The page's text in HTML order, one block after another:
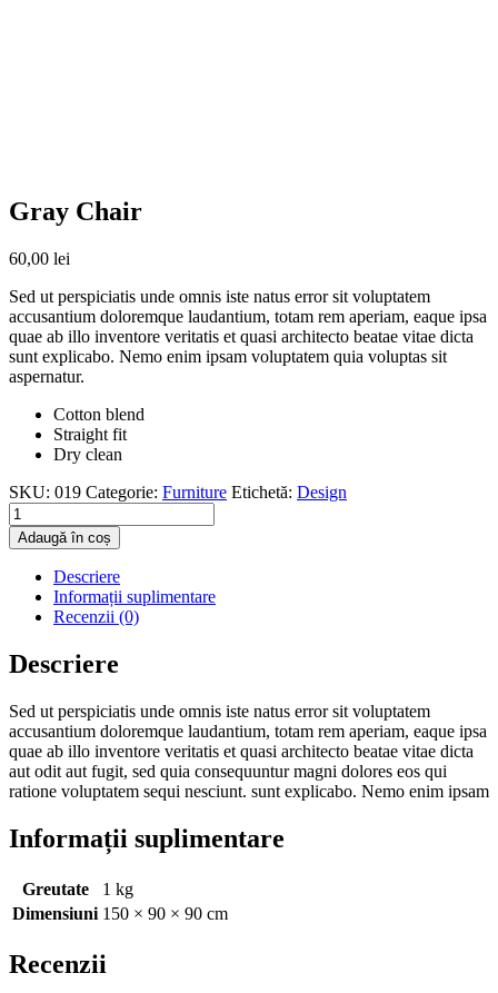
Gray Chair
60,00 lei
Sed ut perspiciatis unde omnis iste natus error sit voluptatem
accusantium doloremque laudantium, totam rem aperiam, eaque ipsa
quae ab illo inventore veritatis et quasi architecto beatae vitae dicta
sunt explicabo. Nemo enim ipsam voluptatem quia voluptas sit
aspernatur.
Cotton blend
Straight fit
Dry clean
SKU: 019 Categorie: Furniture Etichetă: Design
Adaugă în coș
Descriere
Informații suplimentare
Recenzii (0)
Descriere
Sed ut perspiciatis unde omnis iste natus error sit voluptatem
accusantium doloremque laudantium, totam rem aperiam, eaque ipsa
quae ab illo inventore veritatis et quasi architecto beatae vitae dicta
aut odit aut fugit, sed quia consequuntur magni dolores eos qui
ratione voluptatem sequi nesciunt. sunt explicabo. Nemo enim ipsam
Informații suplimentare
Greutate
1 kg
Dimensiuni 150 × 90 × 90 cm
Recenzii